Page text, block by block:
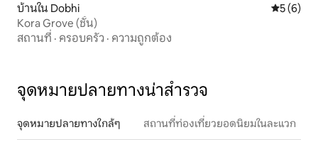
บ้านใน Dobhi คะแนนเฉ
5 (6)
Kora Grove (ชั้น)
สถานที่ · ครอบครัว · ความถูกต้อง
จุดหมายปลายทางน่าสำรวจ
จุดหมายปลายทางใกล้ๆ สถานที่ท่องเที่ยวยอดนิยมในละแวก